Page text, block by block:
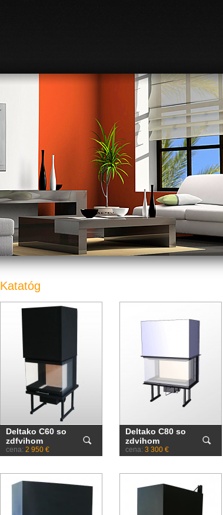
Katatóg
Deltako C60 so
zdfvihom
cena: 2 950 €
Deltako C80 so
zdvihom
cena: 3 300 €